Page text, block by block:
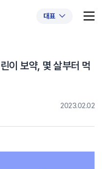
대표
#목디스크
이 보약, 몇 살부터 먹
2023.02.02